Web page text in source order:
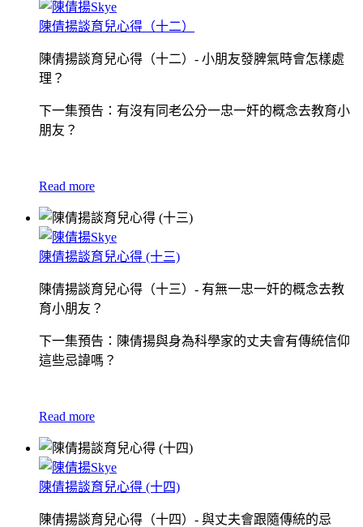
陳倩揚談育兒心得（十二）
陳倩揚談育兒心得（十二）- 小朋友發脾氣時會怎樣處
理？
下一集預告：有沒有同老公分一忠一奸的概念去教育小
朋友？
Read more
陳倩揚談育兒心得 (十三)
陳倩揚談育兒心得（十三）- 有無一忠一奸的概念去教
育小朋友？
下一集預告：陳倩揚與身為科學家的丈夫會有傳統信仰
這些忌諱嗎？
Read more
陳倩揚談育兒心得 (十四)
陳倩揚談育兒心得（十四）- 與丈夫會跟隨傳統的忌